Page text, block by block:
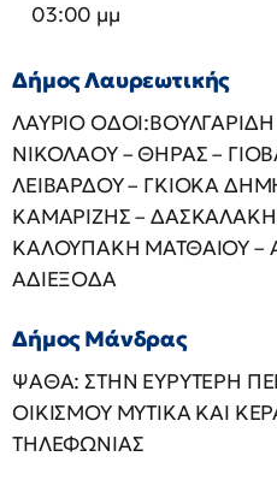
03:00 μμ
Δήμος Λαυρεωτικής
ΛΑΥΡΙΟ ΟΔΟΙ:ΒΟΥΛΓΑΡΙΔΗ
ΝΙΚΟΛΑΟΥ – ΘΗΡΑΣ –
ΛΕΙΒΑΡΔΟΥ – ΓΚΙΟΚΑ
ΚΑΜΑΡΙΖΗΣ – ΔΑΣΚΑΛΑΚΗ
ΚΑΛΟΥΠΑΚΗ ΜΑΤΘΑΙΟΥ –
ΑΔΙΕΞΟΔΑ
Δήμος Μάνδρας
ΨΑΘΑ: ΣΤΗΝ ΕΥΡΥΤΕΡΗ
ΟΙΚΙΣΜΟΥ ΜΥΤΙΚΑ ΚΑΙ
ΤΗΛΕΦΩΝΙΑΣ